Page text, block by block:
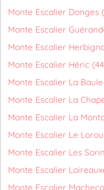
Monte Escalier Donges
Monte Escalier
Monte Escalier
Monte Escalier Héric
Monte Escalier La
Monte Escalier La
Monte Escalier La
Monte Escalier Le
Monte Escalier Les
Monte Escalier
Monte Escalier